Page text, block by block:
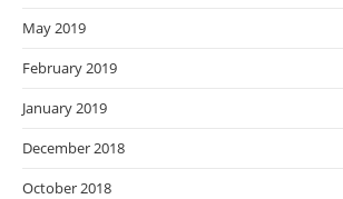
May 2019
February 2019
January 2019
December 2018
October 2018